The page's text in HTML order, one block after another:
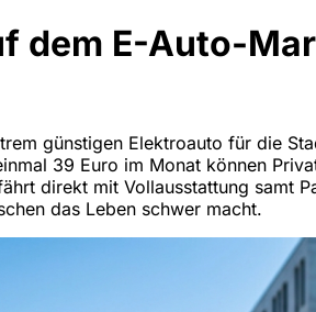
dem E-Auto-
günstigen Elektroauto für die
39 Euro im Monat können
direkt mit Vollausstattung samt
das Leben schwer macht.